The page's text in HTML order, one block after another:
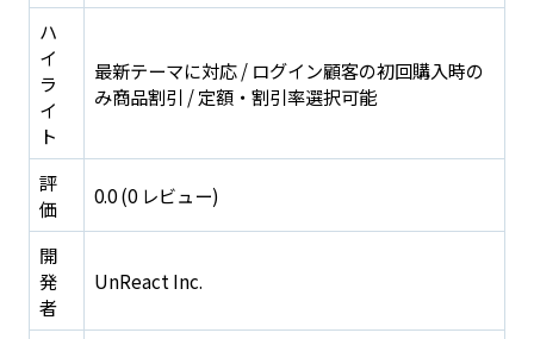
ハ
イ
ラ
イ
ト
最新テーマに対応 / ログイン顧客の初回購入時の
み商品割引 / 定額・割引率選択可能
評
価
0.0 (0 レビュー)
開
発
者
UnReact Inc.